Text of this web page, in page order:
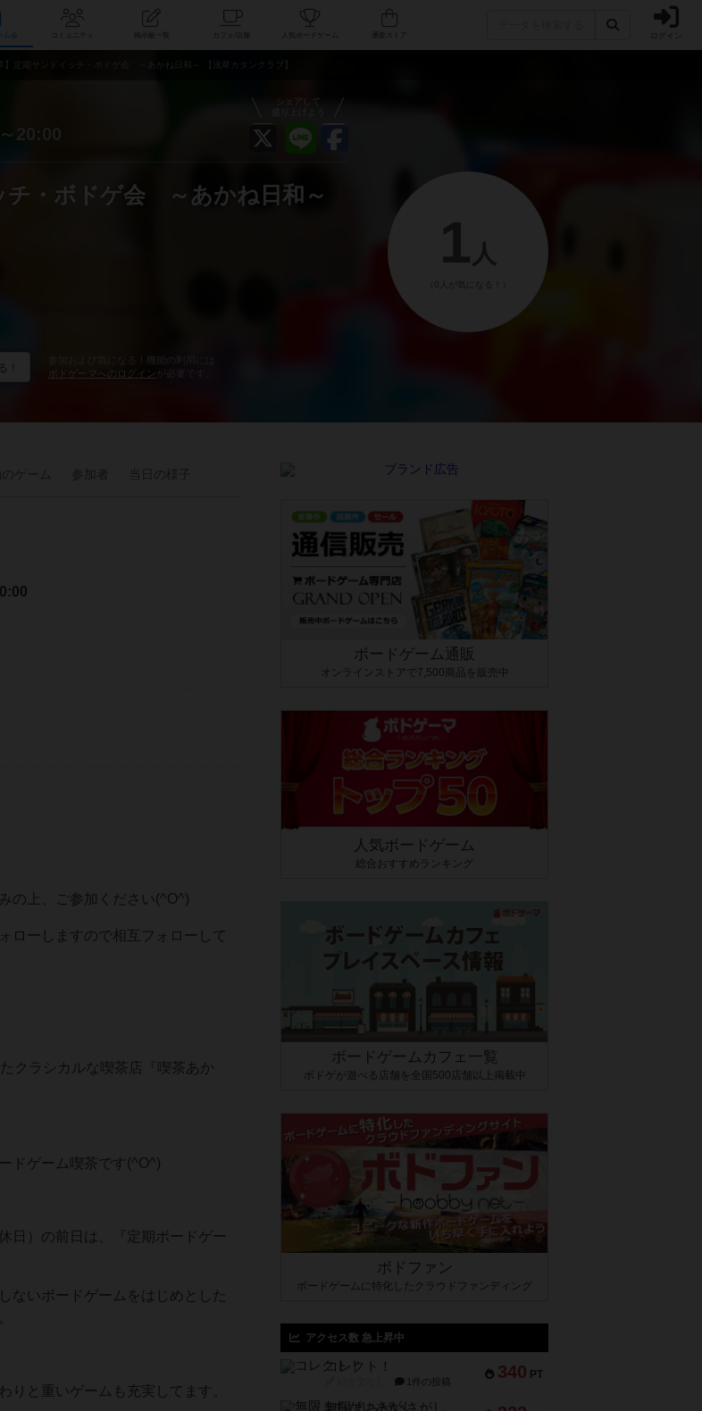
コミュニティ 人気ボードゲーム ログイン
】定期サンドイッチ・ボドゲ会 ～あかね日和～ 【浅草カタンクラブ】
シェアして
20:00
チ・ボドゲ会 ～あかね日和～
！
参加および気になる！機能の利用には
ボドゲーマへのログイン
1 人
（0人が気になる！）
の上、ご参加ください(^O^)
ローしますので相互フォローして
クラシカルな喫茶店『喫茶あか
ドゲーム喫茶です(^O^)
日）の前日は、『定期ボードゲー
ないボードゲームをはじめとした
りと重いゲームも充実してます。
ボードゲーム通販
オンラインストアで7,500商品を販売中
人気ボードゲーム
総合おすすめランキング
ボードゲームカフェ一覧
ボドゲが遊べる店舗を全国500店舗以上掲載中
ボドファン
ボードゲームに特化したクラウドファンディング
アクセス数 急上昇中
340 PT
コレクト！
1件の投稿
無限まちがいさがし